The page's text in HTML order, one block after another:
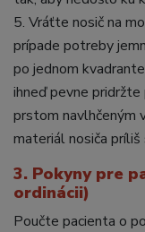
5. Vráťte nosič na
prípade potreby
po jednom
ihneď pevne
prstom navlhčeným
materiál nosiča
3. Pokyny pre
ordinácii)
Poučte pacienta o